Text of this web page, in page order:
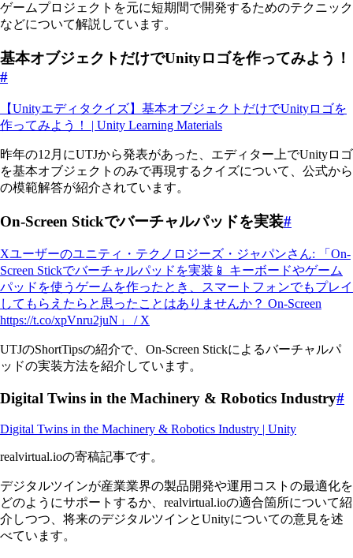
ゲームプロジェクトを元に短期間で開発するためのテクニック
などについて解説しています。
基本オブジェクトだけでUnityロゴを作ってみよう！
#
【Unityエディタクイズ】基本オブジェクトだけでUnityロゴを
作ってみよう！ | Unity Learning Materials
昨年の12月にUTJから発表があった、エディター上でUnityロゴ
を基本オブジェクトのみで再現するクイズについて、公式から
の模範解答が紹介されています。
On-Screen Stickでバーチャルパッドを実装#
Xユーザーのユニティ・テクノロジーズ・ジャパンさん: 「On-
Screen Stickでバーチャルパッドを実装📱 キーボードやゲーム
パッドを使うゲームを作ったとき、スマートフォンでもプレイ
してもらえたらと思ったことはありませんか？ On-Screen
https://t.co/xpVnru2juN」 / X
UTJのShortTipsの紹介で、On-Screen Stickによるバーチャルパ
ッドの実装方法を紹介しています。
Digital Twins in the Machinery & Robotics Industry#
Digital Twins in the Machinery & Robotics Industry | Unity
realvirtual.ioの寄稿記事です。
デジタルツインが産業業界の製品開発や運用コストの最適化を
どのようにサポートするか、realvirtual.ioの適合箇所について紹
介しつつ、将来のデジタルツインとUnityについての意見を述
べています。